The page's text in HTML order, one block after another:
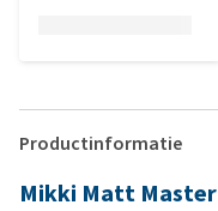
Productinformatie
Mikki Matt Master